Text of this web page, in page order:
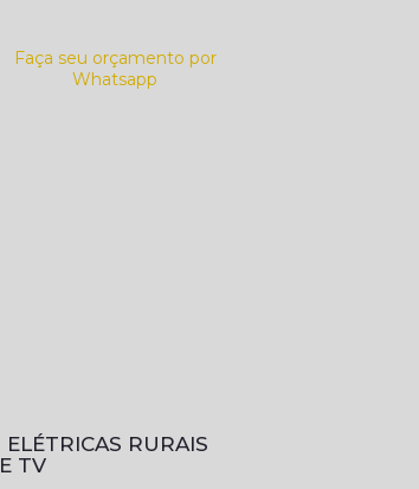
Faça seu orçamento por
Whatsapp
ELÉTRICAS RURAIS
TV